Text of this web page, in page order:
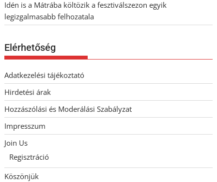
Idén is a Mátrába költözik a fesztiválszezon egyik
legizgalmasabb felhozatala
Elérhetőség
Adatkezelési tájékoztató
Hirdetési árak
Hozzászólási és Moderálási Szabályzat
Impresszum
Join Us
Regisztráció
Köszönjük